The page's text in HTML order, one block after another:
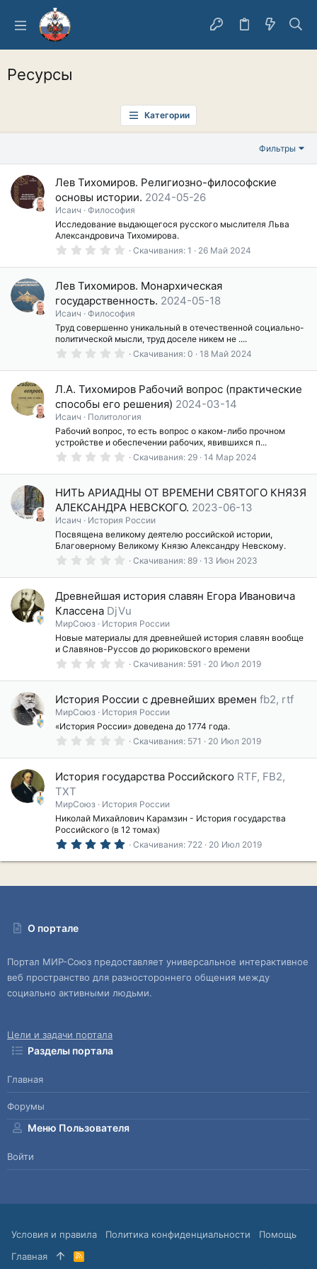
Ресурсы
Категории
Фильтры
Лев Тихомиров. Религиозно-философские
основы истории. 2024-05-26
Исаич
Философия
Исследование выдающегося русского мыслителя Льва
Александровича Тихомирова.
0
0
з
в
ё
з
д
Скачивания 1 26 Май 2024
Лев Тихомиров. Монархическая
государственность. 2024-05-18
Исаич
Философия
Труд совершенно уникальный в отечественной социально-
политической мысли, труд доселе никем не ....
0
0
з
в
ё
з
д
Скачивания 0 18 Май 2024
Л.А. Тихомиров Рабочий вопрос (практические
способы его решения) 2024-03-14
Исаич
Политология
Рабочий вопрос, то есть вопрос о каком-либо прочном
устройстве и обеспечении рабочих, явившихся п...
0
0
з
в
ё
з
д
Скачивания 29 14 Мар 2024
НИТЬ АРИАДНЫ ОТ ВРЕМЕНИ СВЯТОГО КНЯЗЯ
АЛЕКСАНДРА НЕВСКОГО. 2023-06-13
Исаич
История России
Посвящена великому деятелю российской истории,
Благоверному Великому Князю Александру Невскому.
0
0
з
в
ё
з
д
Скачивания 89 13 Июн 2023
Древнейшая история славян Егора Ивановича
Классена DjVu
МирСоюз
История России
Новые материалы для древнейшей история славян вообще
и Славянов-Руссов до рюриковского времени
0
0
з
в
ё
з
д
Скачивания 591 20 Июл 2019
История России с древнейших времен fb2, rtf
МирСоюз
История России
«История России» доведена до 1774 года.
0
0
з
з
д
Скачивания 571 20 Июл 2019
История государства Российского RTF, FB2,
TXT
МирСоюз
История России
Николай Михайлович Карамзин - История государства
Российского (в 12 томах)
5
0
Скачивания 722 20 Июл 2019
О портале
Портал МИР-Союз предоставляет универсальное интерактивное
веб пространство для разностороннего общения между
социально активными людьми.
Цели и задачи портала
Разделы портала
Главная
Форумы
Меню Пользователя
Войти
Условия и правила Политика конфиденциальности
Помощь
Главная
R
S